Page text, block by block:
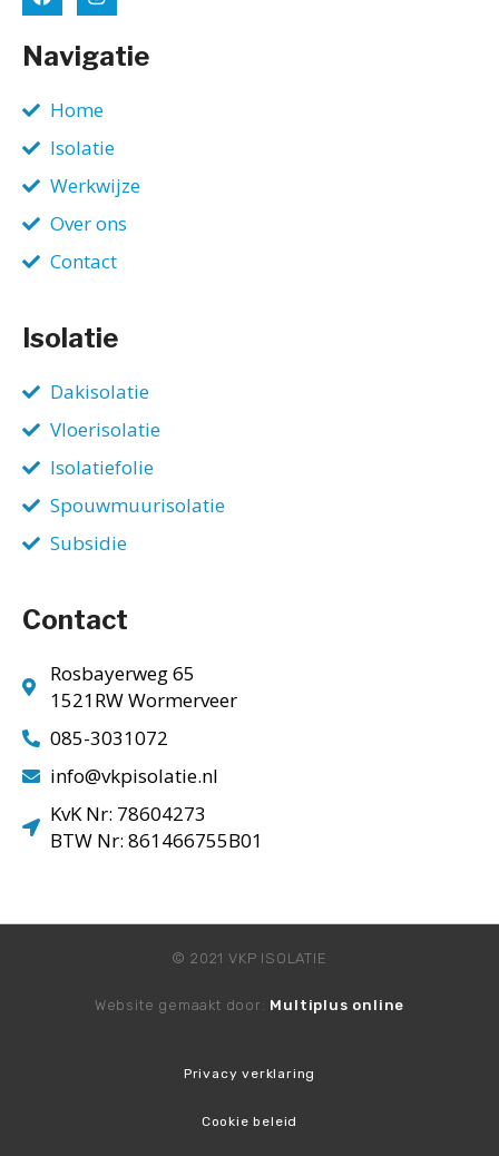
Navigatie
Home
Isolatie
Werkwijze
Over ons
Contact
Isolatie
Dakisolatie
Vloerisolatie
Isolatiefolie
Spouwmuurisolatie
Subsidie
Contact
Rosbayerweg 65
1521RW Wormerveer
085-3031072
info@vkpisolatie.nl
KvK Nr: 78604273
BTW Nr: 861466755B01
© 2021 VKP ISOLATIE
Website gemaakt door: Multiplus online
Privacy verklaring
Cookie beleid